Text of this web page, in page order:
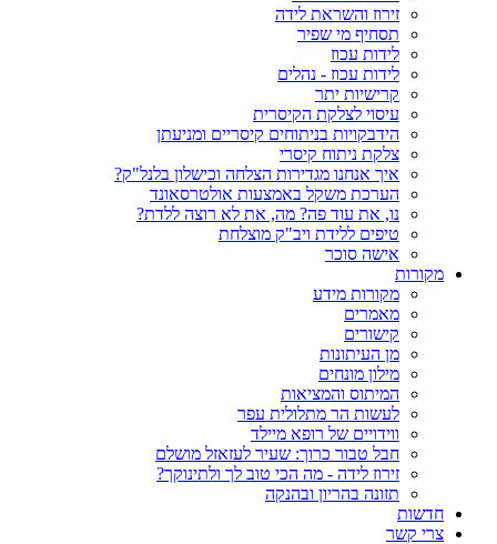
זירוז והשראת לידה
תסחיף מי שפיר
לידות עכוז
לידות עכוז - נהלים
קרישיות יתר
עיסוי לצלקת הקיסרית
הידבקויות בניתוחים קיסריים ומניעתן
צלקת ניתוח קיסרי
איך אנחנו מגדירות הצלחה וכישלון בלנל"ק?
הערכת משקל באמצעות אולטרסאונד
נו, את עוד פה? מה, את לא רוצה ללדת?
טיפים ללידת ויב"ק מוצלחת
אישה סוכר
מקורות
מקורות מידע
מאמרים
קישורים
מן העיתונות
מילון מונחים
המיתוס והמציאות
לעשות הר מתלולית עפר
ווידויים של רופא מיילד
חבל טבור כרוך: שעיר לעזאזל מושלם
זירוז לידה - מה הכי טוב לך ולתינוקך?
תזונה בהריון ובהנקה
חדשות
צרי קשר